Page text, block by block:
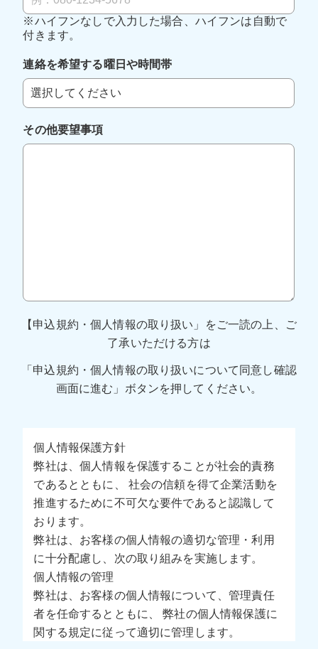
※ハイフンなしで入力した場合、ハイフンは自動で
付きます。
連絡を希望する曜日や時間帯
その他要望事項
【申込規約・個人情報の取り扱い」をご一読の上、ご
了承いただける方は
「申込規約・個人情報の取り扱いについて同意し確認
画面に進む」ボタンを押してください。
個人情報保護方針
弊社は、個人情報を保護することが社会的責務
であるとともに、 社会の信頼を得て企業活動を
推進するために不可欠な要件であると認識して
おります。
弊社は、お客様の個人情報の適切な管理・利用
に十分配慮し、次の取り組みを実施します。
個人情報の管理
弊社は、お客様の個人情報について、管理責任
者を任命するとともに、 弊社の個人情報保護に
関する規定に従って適切に管理します。